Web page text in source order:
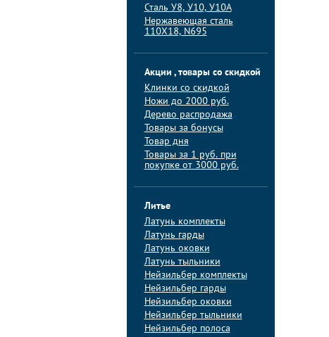
Сталь У8, У10, У10А
Нержавеющая сталь
110Х18, N695
Акции , товары со скидкой
Клинки со скидкой
Ножи до 2000 руб.
Дерево распродажа
Товары за бонусы
Товар дня
Товары за 1 руб. при
покупке от 3000 руб.
Литье
Латунь комплекты
Латунь гарды
Латунь оковки
Латунь тыльники
Нейзильбер комплекты
Нейзильбер гарды
Нейзильбер оковки
Нейзильбер тыльники
Нейзильбер полоса